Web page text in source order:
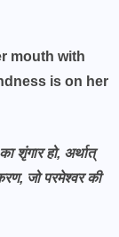
mouth with
is on her
शृंगार हो, अर्थात्
जो परमेश्‍वर की